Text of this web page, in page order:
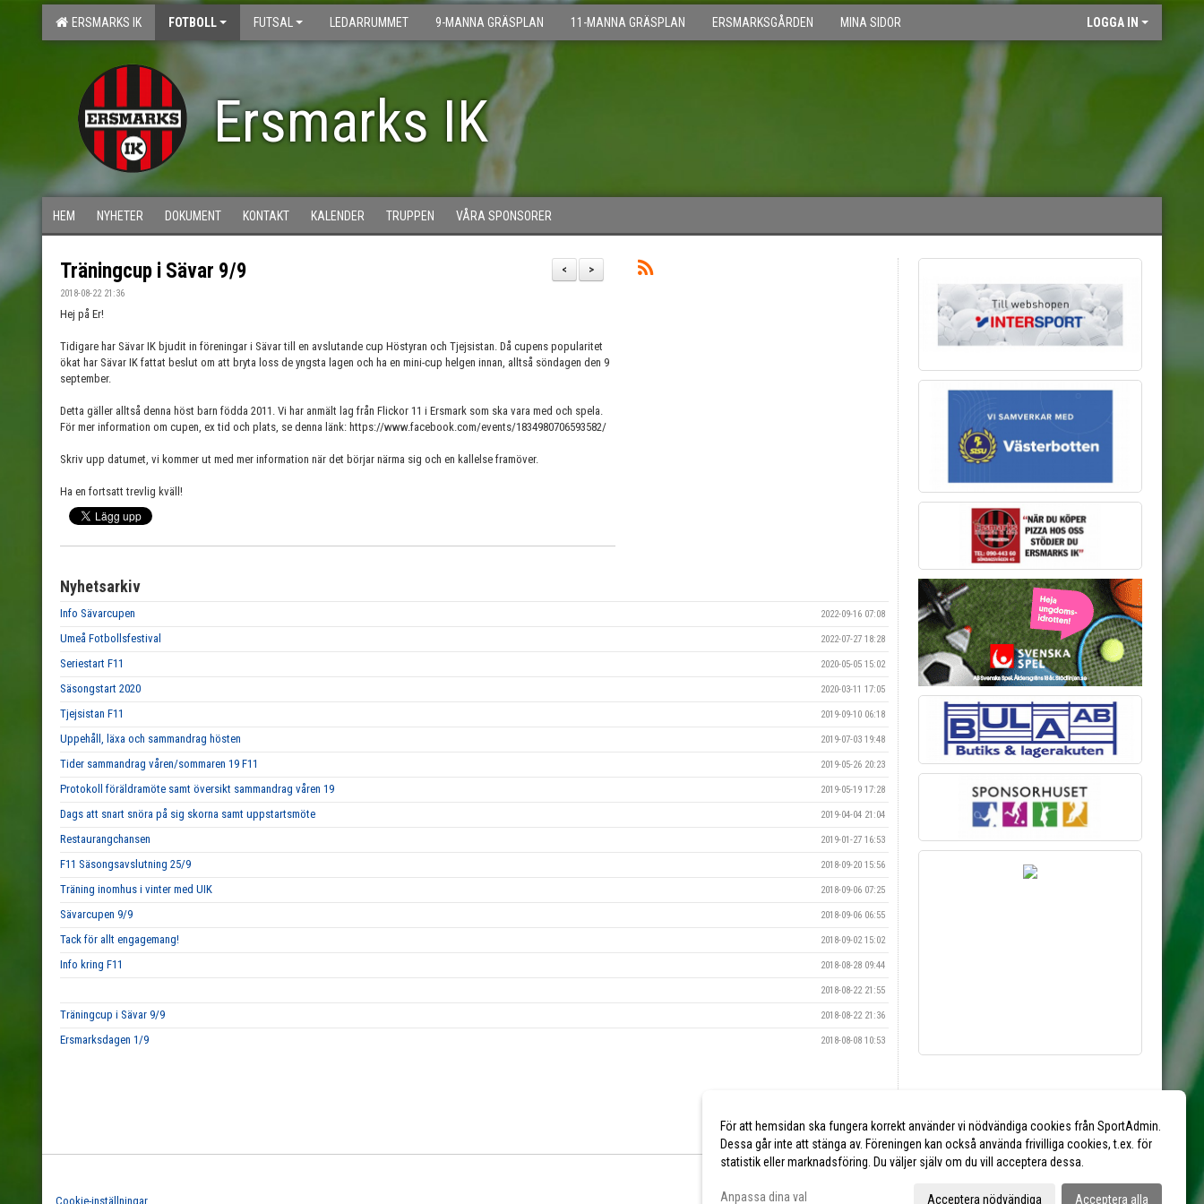
ERSMARKS IK FOTBOLL FUTSAL LEDARRUMMET 9-MANNA GRÄSPLAN 11-MANNA GRÄSPLAN ERSMARKSGÅRDEN MINA SIDOR LOGGA IN
Ersmarks IK
HEM NYHETER DOKUMENT KONTAKT KALENDER TRUPPEN VÅRA SPONSORER
>
<
Träningcup i Sävar 9/9
2018-08-22 21:36
Hej på Er!
Tidigare har Sävar IK bjudit in föreningar i Sävar till en avslutande cup Höstyran och Tjejsistan. Då cupens popularitet
ökat har Sävar IK fattat beslut om att bryta loss de yngsta lagen och ha en mini-cup helgen innan, alltså söndagen den 9
september.
Detta gäller alltså denna höst barn födda 2011. Vi har anmält lag från Flickor 11 i Ersmark som ska vara med och spela.
För mer information om cupen, ex tid och plats, se denna länk: https://www.facebook.com/events/1834980706593582/
Skriv upp datumet, vi kommer ut med mer information när det börjar närma sig och en kallelse framöver.
Ha en fortsatt trevlig kväll!
Nyhetsarkiv
Info Sävarcupen 2022-09-16 07:08
Umeå Fotbollsfestival 2022-07-27 18:28
Seriestart F11 2020-05-05 15:02
Säsongstart 2020 2020-03-11 17:05
Tjejsistan F11 2019-09-10 06:18
Uppehåll, läxa och sammandrag hösten 2019-07-03 19:48
Tider sammandrag våren/sommaren 19 F11 2019-05-26 20:23
Protokoll föräldramöte samt översikt sammandrag våren 19 2019-05-19 17:28
Dags att snart snöra på sig skorna samt uppstartsmöte 2019-04-04 21:04
Restaurangchansen 2019-01-27 16:53
F11 Säsongsavslutning 25/9 2018-09-20 15:56
Träning inomhus i vinter med UIK 2018-09-06 07:25
Sävarcupen 9/9 2018-09-06 06:55
Tack för allt engagemang! 2018-09-02 15:02
Info kring F11 2018-08-28 09:44
2018-08-22 21:55
Träningcup i Sävar 9/9 2018-08-22 21:36
Ersmarksdagen 1/9 2018-08-08 10:53
Cookie-inställningar
För att hemsidan ska fungera korrekt använder vi nödvändiga cookies från SportAdmin.
Dessa går inte att stänga av. Föreningen kan också använda frivilliga cookies, t.ex. för
statistik eller marknadsföring. Du väljer själv om du vill acceptera dessa.
Anpassa dina val Acceptera nödvändiga Acceptera alla